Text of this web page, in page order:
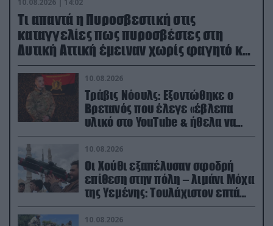
10.08.2026 | 14:02
Τι απαντά η Πυροσβεστική στις
καταγγελίες πως πυροσβέστες στη
Δυτική Αττική έμειναν χωρίς φαγητό και
νερό
10.08.2026
Τράβις Νόουλς: Εξοντώθηκε ο
Βρετανός που έλεγε «έβλεπα
υλικό στο YouTube & ήθελα να
καθαρίσω τους Ρώσους» (βίντεο)
10.08.2026
Οι Χούθι εξαπέλυσαν σφοδρή
επίθεση στην πόλη – λιμάνι Μόχα
της Υεμένης: Toυλάχιστον επτά
νεκροί (βίντεο)
10.08.2026